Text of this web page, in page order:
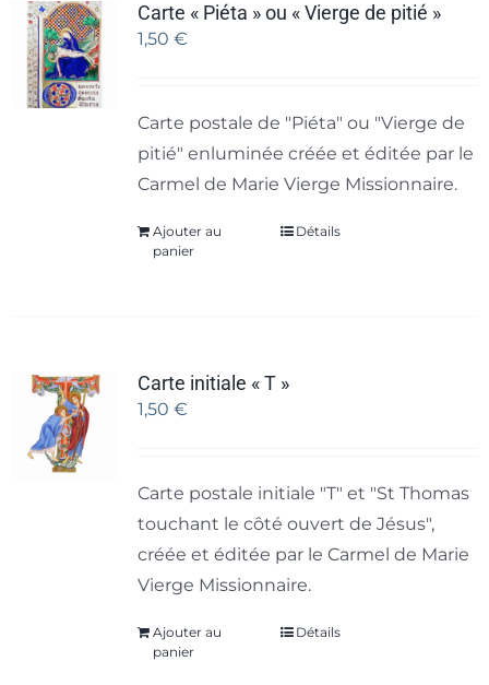
Carte « Piéta » ou « Vierge de pitié »
1,50 €
Carte postale de "Piéta" ou "Vierge de
pitié" enluminée créée et éditée par le
Carmel de Marie Vierge Missionnaire.
Ajouter au
panier
Détails
Carte initiale « T »
1,50 €
Carte postale initiale "T" et "St Thomas
touchant le côté ouvert de Jésus",
créée et éditée par le Carmel de Marie
Vierge Missionnaire.
Ajouter au
panier
Détails